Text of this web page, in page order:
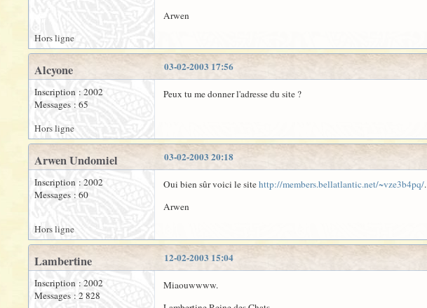
Arwen
Hors ligne
03-02-2003 17:56
Alcyone
Inscription : 2002
Messages : 65
Peux tu me donner l'adresse du site ?
Hors ligne
03-02-2003 20:18
Arwen Undomiel
Inscription : 2002
Messages : 60
Oui bien sûr voici le sitehttp://members.bellatlantic.net/~vze3b4pq/.
Arwen
Hors ligne
12-02-2003 15:04
Lambertine
Inscription : 2002
Messages : 2 828
Miaouwwww.